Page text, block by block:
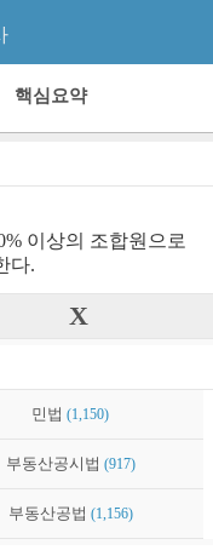
핵심요약
이상의 조합원으로
다.
X
민법(1,150)
부동산공시법 (917)
부동산공법 (1,156)